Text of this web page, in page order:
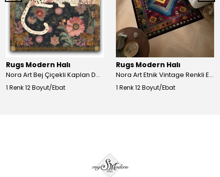
Rugs Modern Halı
Nora Art Bej Çiçekli Kaplan Desenli Dokuma Taban Dekoratif Salon Halısı 61
1 Renk 12 Boyut/Ebat
Rugs Modern Halı
Nora Art Etnik Vintage Renkli Eskitme Dokuma Taban Dekoratif Salon Halısı 63
1 Renk 12 Boyut/Ebat